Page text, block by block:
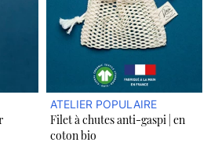
ATELIER POPULAIRE
Filet à chutes anti-gaspi | en
coton bio